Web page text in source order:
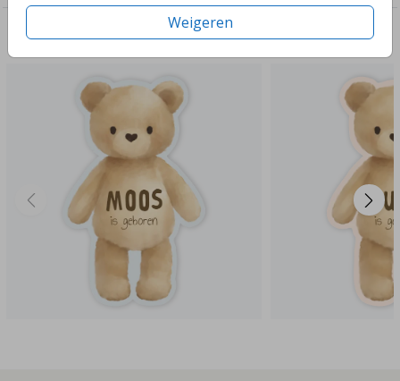
Weigeren
Deze ontwerpen vind je misschien ook leuk